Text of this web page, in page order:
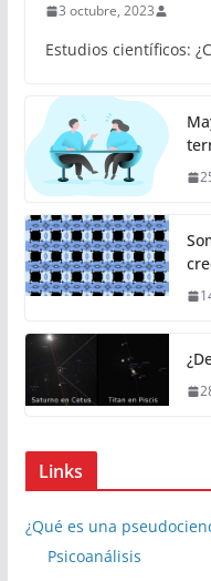
3 octubre, 2023
Estudios científicos:
Links
¿Qué es una
Psicoanálisis